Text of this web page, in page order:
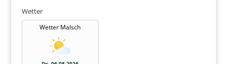
Wetter
Wetter Malsch